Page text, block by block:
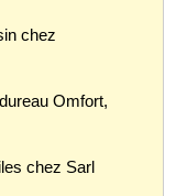
chez
Omfort,
chez Sarl